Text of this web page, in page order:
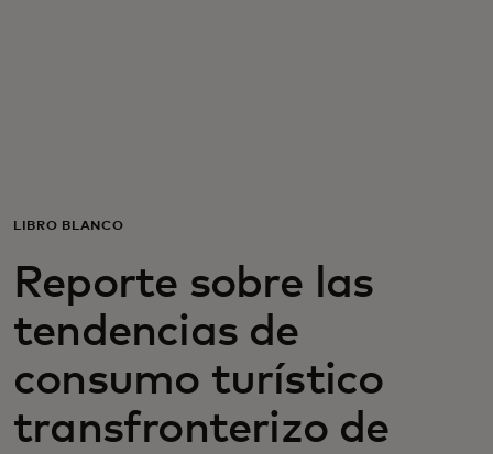
Noticias y tendencias
LIBRO BLANCO
Reporte sobre las
tendencias de
consumo turístico
transfronterizo de